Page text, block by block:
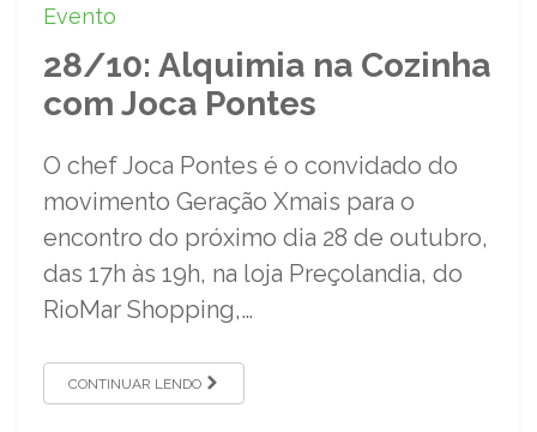
Evento
28/10: Alquimia na Cozinha
com Joca Pontes
O chef Joca Pontes é o convidado do
movimento Geração Xmais para o
encontro do próximo dia 28 de outubro,
das 17h às 19h, na loja Preçolandia, do
RioMar Shopping,…
CONTINUAR LENDO